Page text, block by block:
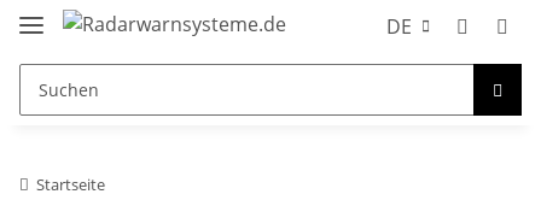
DE
Startseite